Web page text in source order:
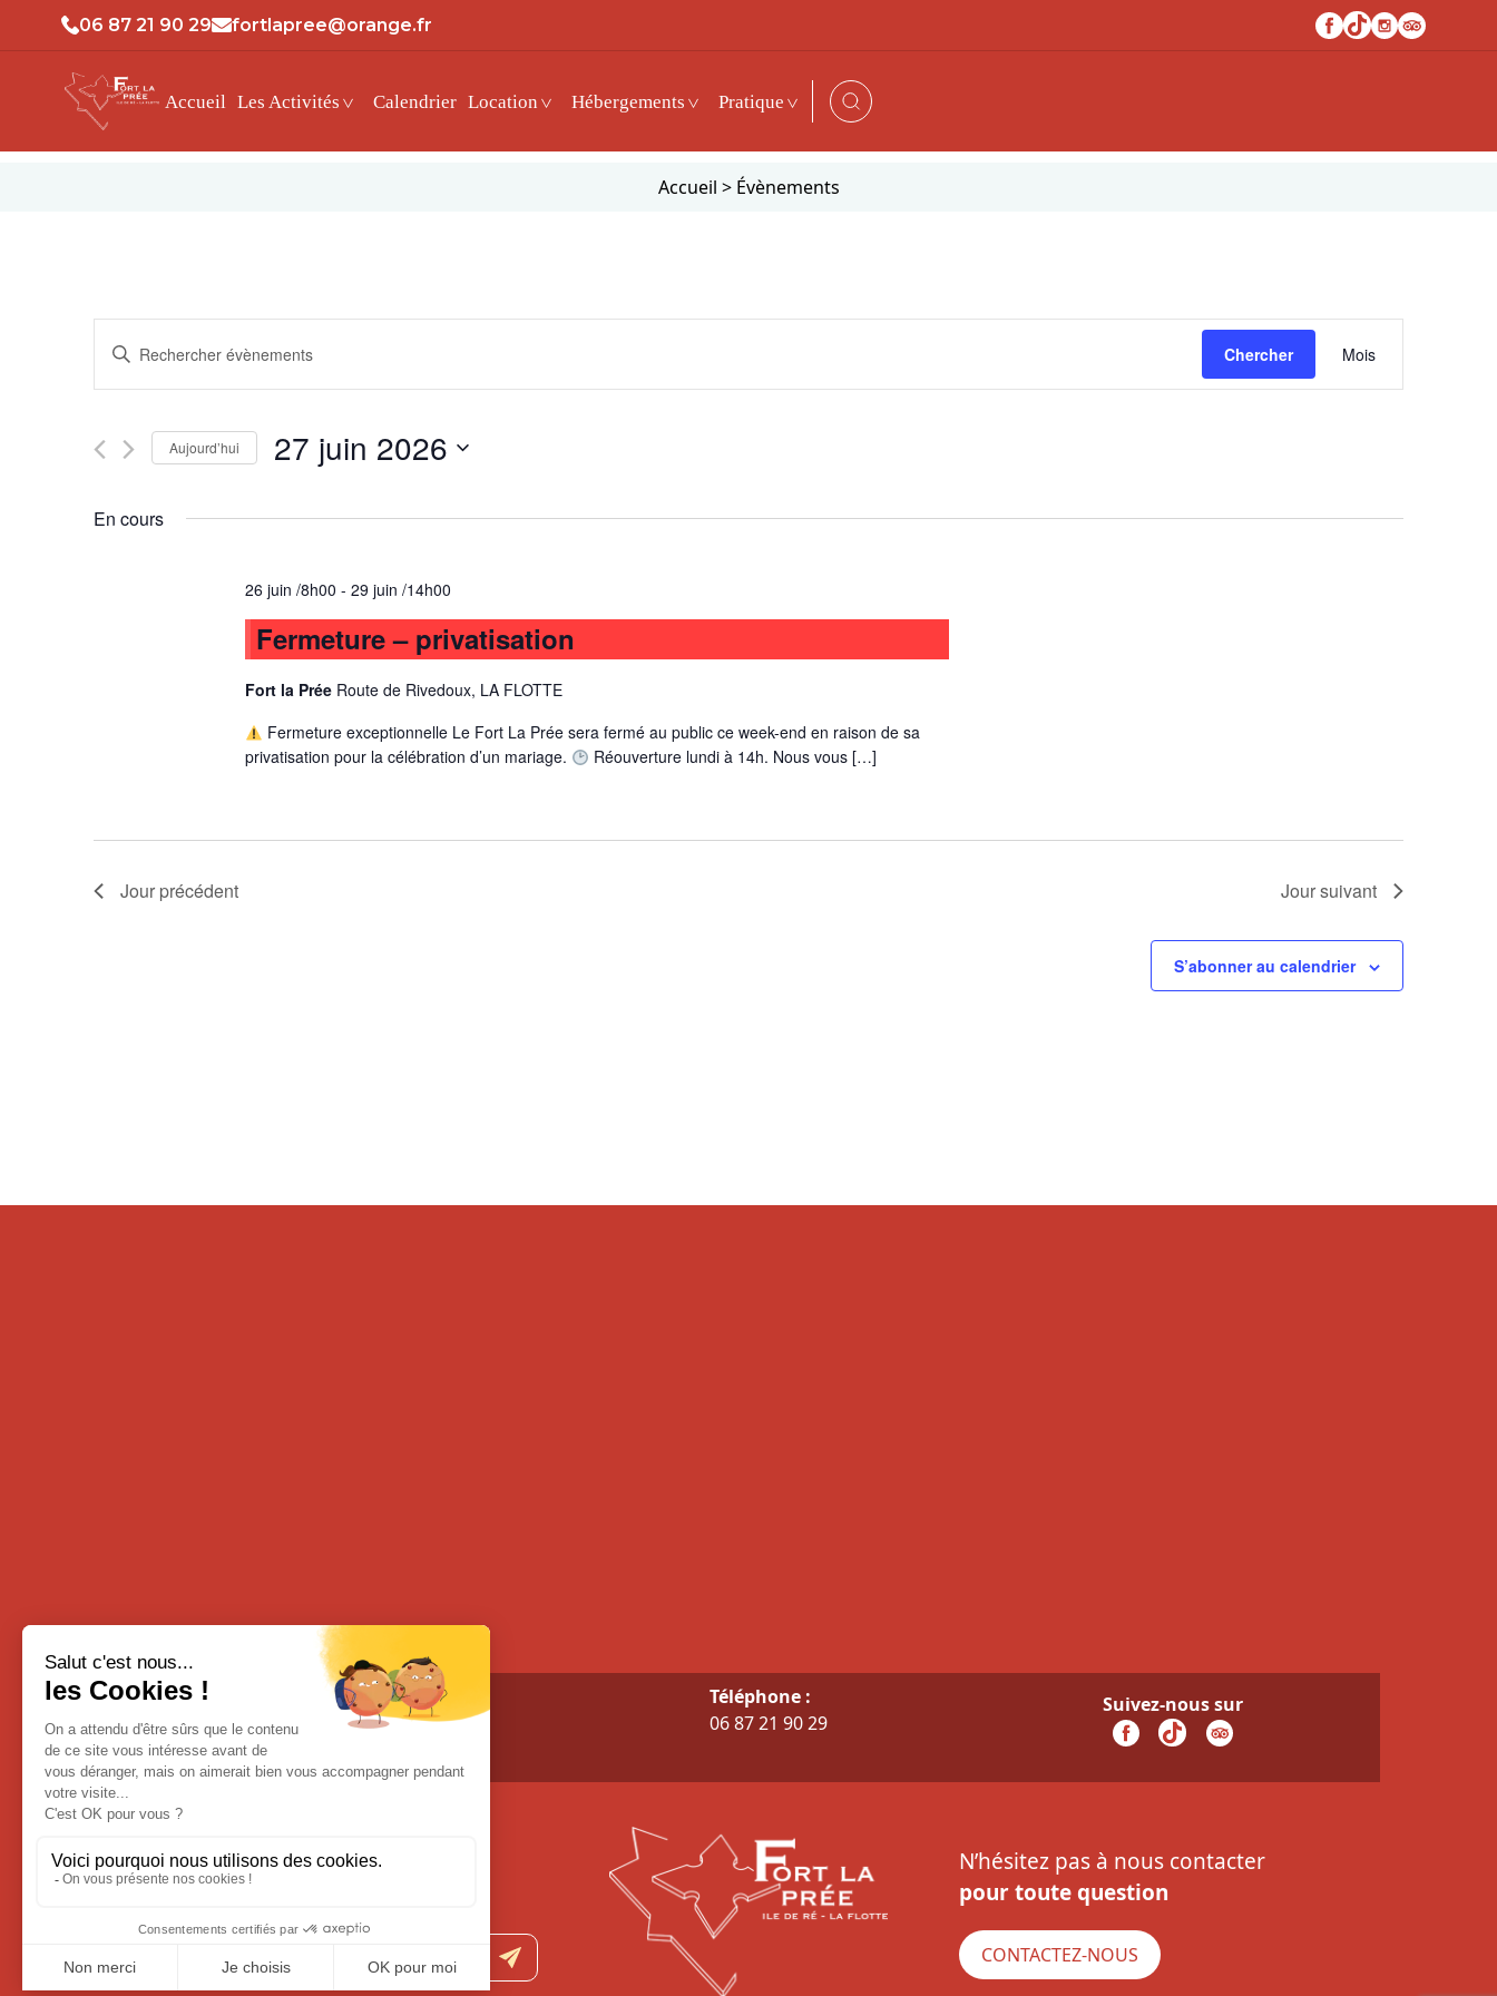
06 87 21 90 29 fortlapree@orange.fr
Accueil Les Activités Calendrier Location Hébergements Pratique
Accueil > Évènements
Recherche
et
navigation
de
vues
Saisir
Rechercher
Évènements
clé.
Chercher
de
Mois
Aujourd’hui 27 juin 2026
En cours
26 juin /8h00 - 29 juin /14h00
Fermeture – privatisation
Fort la Prée Route de Rivedoux, LA FLOTTE
Fermeture exceptionnelle Le Fort La Prée sera fermé au public ce week-end en raison de sa
privatisation pour la célébration d’un mariage.
Réouverture lundi à 14h. Nous vous […]
Jour précédent Jour suivant
S’abonner au calendrier
fortlapree@orange.fr
Téléphone :
06 87 21 90 29
Suivez-nous sur
Soyez informés
N’hésitez pas à nous contacter
pour toute question
CONTACTEZ-NOUS